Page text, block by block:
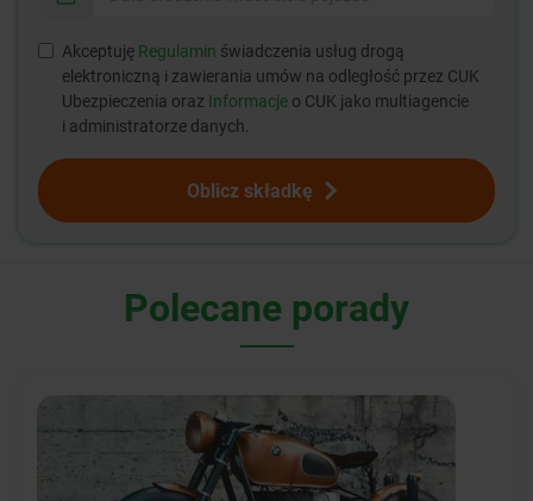
Akceptuję Regulamin świadczenia usług drogą
elektroniczną i zawierania umów na odległość przez CUK
Ubezpieczenia oraz Informacje o CUK jako multiagencie
i administratorze danych.
Oblicz składkę
Polecane porady